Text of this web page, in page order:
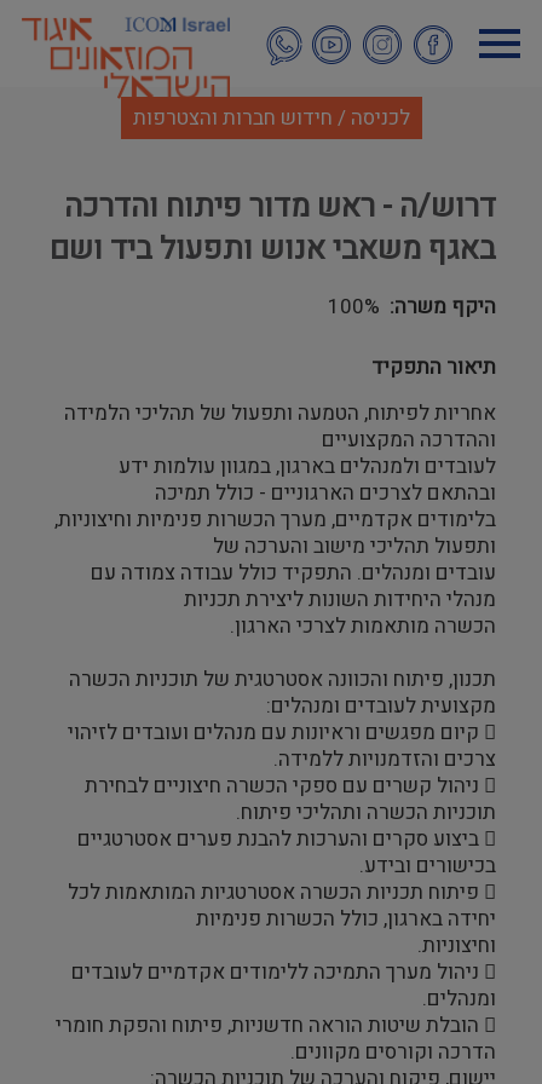
לתוכן
העיקרי
לכניסה / חידוש חברות והצטרפות
דרוש/ה - ראש מדור פיתוח והדרכה
באגף משאבי אנוש ותפעול ביד ושם
היקף משרה 100%
תיאור התפקיד
אחריות לפיתוח, הטמעה ותפעול של תהליכי הלמידה
וההדרכה המקצועיים
לעובדים ולמנהלים בארגון, במגוון עולמות ידע
ובהתאם לצרכים הארגוניים - כולל תמיכה
בלימודים אקדמיים, מערך הכשרות פנימיות וחיצוניות,
ותפעול תהליכי מישוב והערכה של
עובדים ומנהלים. התפקיד כולל עבודה צמודה עם
מנהלי היחידות השונות ליצירת תכניות
הכשרה מותאמות לצרכי הארגון.
תכנון, פיתוח והכוונה אסטרטגית של תוכניות הכשרה
מקצועית לעובדים ומנהלים:
 קיום מפגשים וראיונות עם מנהלים ועובדים לזיהוי
צרכים והזדמנויות ללמידה.
 ניהול קשרים עם ספקי הכשרה חיצוניים לבחירת
תוכניות הכשרה ותהליכי פיתוח.
 ביצוע סקרים והערכות להבנת פערים אסטרטגיים
בכישורים ובידע.
 פיתוח תכניות הכשרה אסטרטגיות המותאמות לכל
יחידה בארגון, כולל הכשרות פנימיות
וחיצוניות.
 ניהול מערך התמיכה ללימודים אקדמיים לעובדים
ומנהלים.
 הובלת שיטות הוראה חדשניות, פיתוח והפקת חומרי
הדרכה וקורסים מקוונים.